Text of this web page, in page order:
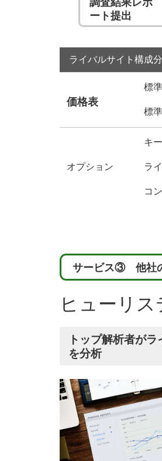
調査結果レポ
ート提出
ライバルサイト構成
価格表
標
標
オプション
キ
ラ
コ
サービス③ 他社
ヒューリ
トップ解析者が
を分析